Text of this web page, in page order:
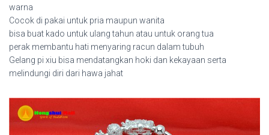
warna
Cocok di pakai untuk pria maupun wanita
bisa buat kado untuk ulang tahun atau untuk orang tua
perak membantu hati menyaring racun dalam tubuh
Gelang pi xiu bisa mendatangkan hoki dan kekayaan serta
melindungi diri dari hawa jahat